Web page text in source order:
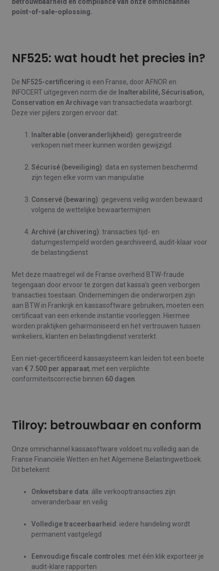
point‑of‑sale-oplossing.
NF525: wat houdt het precies in?
De NF525‑certificering is een Franse, door AFNOR en
INFOCERT uitgegeven norm die de Inalterabilité, Sécurisation,
Conservation en Archivagevan transactiedata waarborgt.
Deze vier pijlers zorgen ervoor dat:
Inalterable (onveranderlijkheid): geregistreerde
verkopen niet meer kunnen worden gewijzigd
Sécurisé (beveiliging): data en systemen beschermd
zijn tegen elke vorm van manipulatie
Conservé (bewaring): gegevens veilig worden bewaard
volgens de wettelijke bewaartermijnen
Archivé (archivering): transacties tijd‑ en
datumgestempeld worden gearchiveerd, audit‑klaar voor
de belastingdienst
Met deze maatregel wil de Franse overheid BTW‑fraude
tegengaan door ervoor te zorgen dat kassa’s geen verborgen
transacties toestaan. Ondernemingen die onderworpen zijn
aan BTW in Frankrijk en kassasoftware gebruiken, moeten een
certificaat van een erkende instantie voorleggen. Hiermee
worden praktijken geharmoniseerd en het vertrouwen tussen
winkeliers, klanten en belastingdienst versterkt.
Een niet‑gecertificeerd kassasysteem kan leiden tot een boete
van € 7.500 per apparaat, met een verplichte
conformiteitscorrectie binnen 60 dagen
Tilroy: betrouwbaar en conform
Onze omnichannel kassasoftware voldoet nu volledig aan de
Franse Financiële Wetten en het Algemene Belastingwetboek.
Dit betekent:
Onkwetsbare data: álle verkooptransacties zijn
onveranderbaar en veilig
Volledige traceerbaarheid : iedere handeling wordt
permanent vastgelegd
Eenvoudige fiscale controles: met één klik exporteer je
audit-klare rapporten